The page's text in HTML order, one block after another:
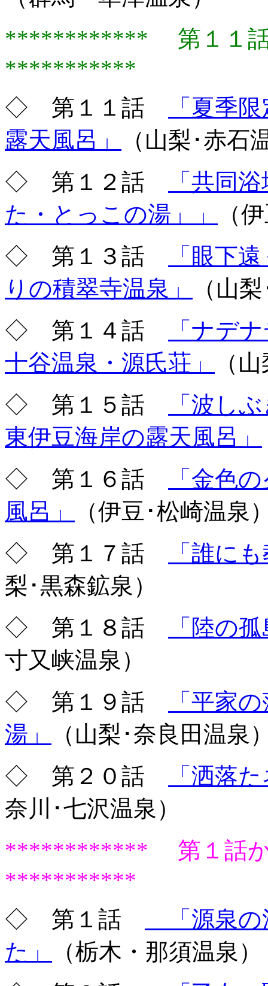
************ 第１１
***********
◇ 第１１話
「夏季
露天風呂」
（山梨･赤石
◇ 第１２話
「共同
た・とっこの湯」」
（
◇ 第１３話
「眼下
りの積翠寺温泉」
（山
◇ 第１４話
「ナデ
十谷温泉・源氏荘」
（
◇ 第１５話
「波し
東伊豆海岸の露天風呂」
◇ 第１６話
「金色
風呂」
（伊豆･松崎温泉
◇ 第１７話
「誰に
梨･黒森鉱泉）
◇ 第１８話
「陸の
寸又峡温泉）
◇ 第１９話
「平家
湯」
（山梨･奈良田温泉
◇ 第２０話
「洒落
奈川･七沢温泉）
************ 第１話
***********
◇ 第１話
「源泉の
た」
（栃木・那須温泉）